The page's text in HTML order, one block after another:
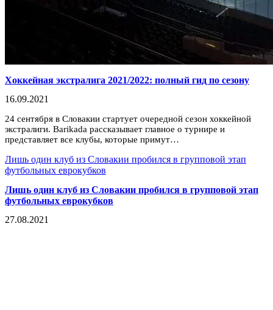
Хоккейная экстралига 2021/2022: полный гид по сезону
16.09.2021
24 сентября в Словакии стартует очередной сезон хоккейной
экстралиги. Barikada рассказывает главное о турнире и
представляет все клубы, которые примут…
Лишь один клуб из Словакии пробился в групповой этап
футбольных еврокубков
Лишь один клуб из Словакии пробился в групповой этап
футбольных еврокубков
27.08.2021